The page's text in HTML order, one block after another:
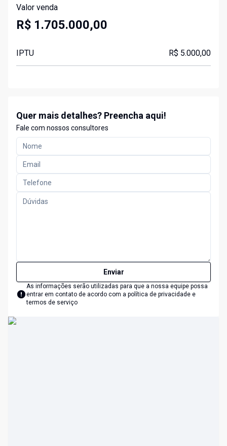
Valor venda
R$ 1.705.000,00
IPTU R$ 5.000,00
Quer mais detalhes? Preencha aqui!
Fale com nossos consultores
Enviar
As informações serão utilizadas para que a nossa equipe possa
entrar em contato de acordo com a política de privacidade e
termos de serviço